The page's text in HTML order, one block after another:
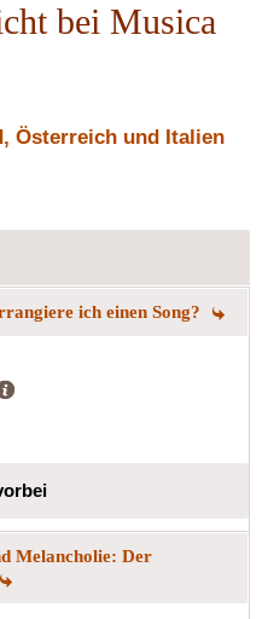
bei Musica
Österreich und Italien
ich einen Song?
Melancholie: Der